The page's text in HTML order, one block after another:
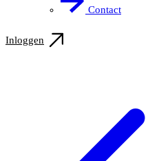
Contact
Inloggen